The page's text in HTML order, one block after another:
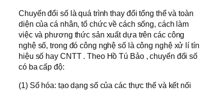
Chuyển đổi số là quá trình thay đổi tổng thể và toàn
diện của cá nhân, tổ chức về cách sống, cách làm
việc và phương thức sản xuất dựa trên các công
nghệ số, trong đó công nghệ số là công nghệ xử lí tín
hiệu số hay CNTT . Theo Hồ Tú Bảo , chuyển đổi số
có ba cấp độ:
(1) Số hóa: tạo dạng số của các thực thể và kết nối